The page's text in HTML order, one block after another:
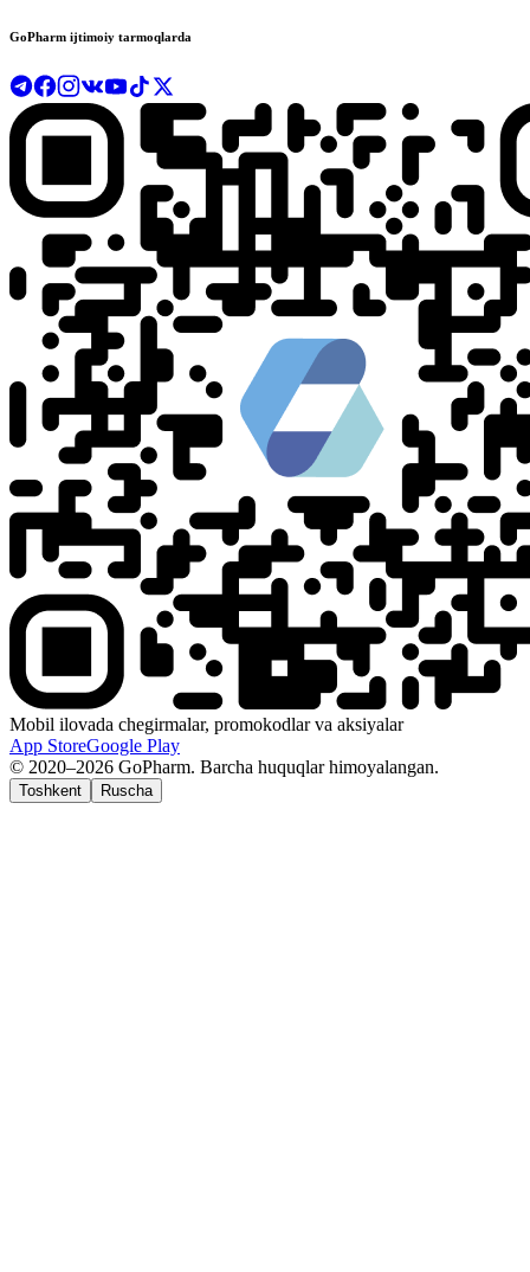
GoPharm ijtimoiy tarmoqlarda
Mobil ilovada chegirmalar, promokodlar va aksiyalar
App StoreGoogle Play
© 2020–2026 GoPharm. Barcha huquqlar himoyalangan.
Toshkent Ruscha